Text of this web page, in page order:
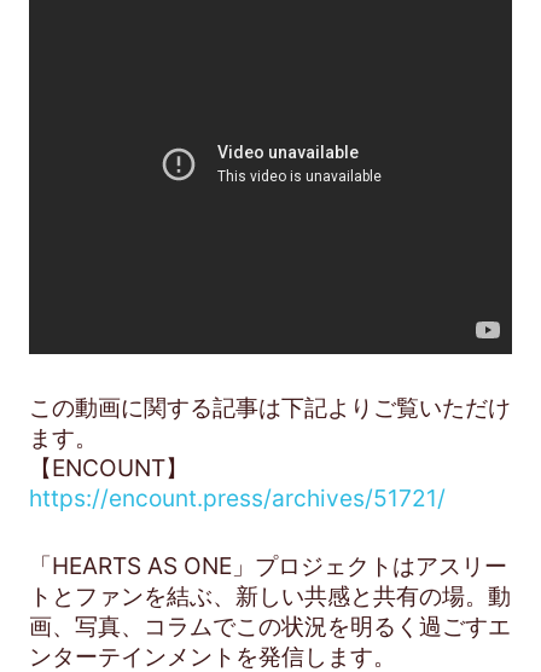
この動画に関する記事は下記よりご覧いただけ
ます。
【ENCOUNT】
https://encount.press/archives/51721/
「HEARTS AS ONE」プロジェクトはアスリー
トとファンを結ぶ、新しい共感と共有の場。動
画、写真、コラムでこの状況を明るく過ごすエ
ンターテインメントを発信します。